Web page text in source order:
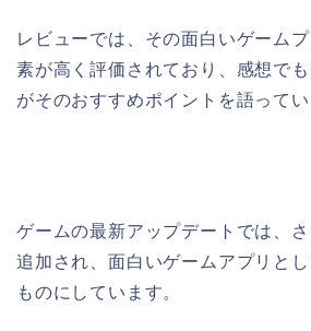
レビューでは、その面白いゲーム
素が高く評価されており、感想で
がそのおすすめポイントを語ってい
ゲームの最新アップデートでは、
追加され、面白いゲームアプリと
ものにしています。